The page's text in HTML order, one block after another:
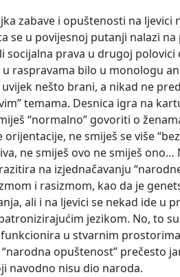
zabave i opuštenosti na ljevici
se u povijesnoj putanji nalazi na
socijalna prava u drugoj polovici
u raspravama bilo u monologu
nešto brani, a nikad ne
temama. Desnica igra na
“normalno” govoriti o
ne smiješ se više
ne smiješ ovo ne smiješ ono…
na izjednačavanju
i rasizmom, kao da je
ali i na ljevici se nekad ide u
jezikom. No, to
u stvarnim
opuštenost” prečesto
navodno nisu dio naroda.